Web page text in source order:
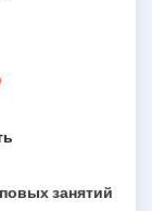
занятий